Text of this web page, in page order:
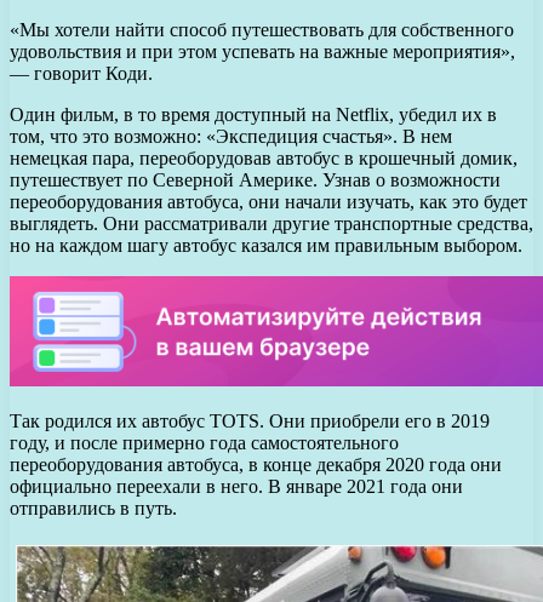
«Мы хотели найти способ путешествовать для собственного
удовольствия и при этом успевать на важные мероприятия»,
— говорит Коди.
Один фильм, в то время доступный на Netflix, убедил их в
том, что это возможно: «Экспедиция счастья». В нем
немецкая пара, переоборудовав автобус в крошечный домик,
путешествует по Северной Америке. Узнав о возможности
переоборудования автобуса, они начали изучать, как это будет
выглядеть. Они рассматривали другие транспортные средства,
но на каждом шагу автобус казался им правильным выбором.
Так родился их автобус TOTS. Они приобрели его в 2019
году, и после примерно года самостоятельного
переоборудования автобуса, в конце декабря 2020 года они
официально переехали в него. В январе 2021 года они
отправились в путь.